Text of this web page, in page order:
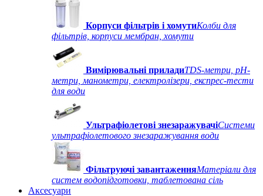
Корпуси фільтрів і хомутиКолби для
фільтрів, корпуси мембран, хомути
Вимірювальні приладиTDS-метри, рН-
метри, манометри, електролізери, експрес-тести
для води
Ультрафіолетові знезаражувачіСистеми
ультрафіолетового знезаражування води
Фільтруючі завантаженняМатеріали для
систем водопідготовки, таблетована сіль
Аксесуари